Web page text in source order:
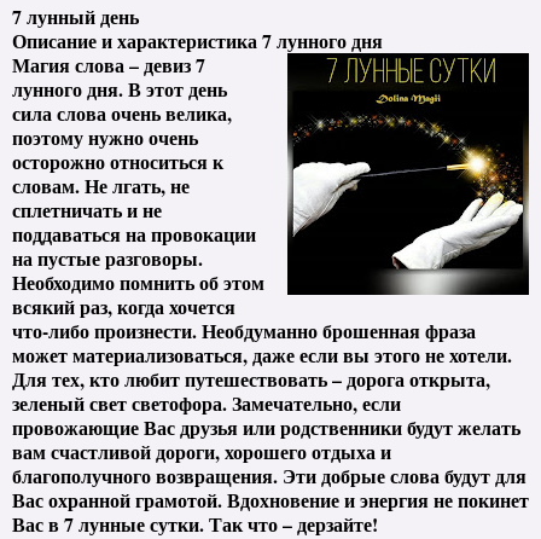
7 лунный день
Описание и характеристика 7 лунного дня
Магия слова – девиз 7
лунного дня. В этот день
сила слова очень велика,
поэтому нужно очень
осторожно относиться к
словам. Не лгать, не
сплетничать и не
поддаваться на провокации
на пустые разговоры.
Необходимо помнить об этом
всякий раз, когда хочется
что-либо произнести. Необдуманно брошенная фраза
может материализоваться, даже если вы этого не хотели.
Для тех, кто любит путешествовать – дорога открыта,
зеленый свет светофора. Замечательно, если
провожающие Вас друзья или родственники будут желать
вам счастливой дороги, хорошего отдыха и
благополучного возвращения. Эти добрые слова будут для
Вас охранной грамотой. Вдохновение и энергия не покинет
Вас в 7 лунные сутки. Так что – дерзайте!